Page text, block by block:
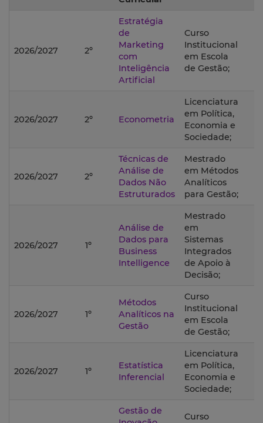
2026/2027 2º
Estratégia
de
Marketing
com
Inteligência
Artificial
Curso
Institucional
em Escola
de Gestão;
2026/2027 2º Econometria
Licenciatura
em Política,
Economia e
Sociedade;
2026/2027 2º
Técnicas de
Análise de
Dados Não
Estruturados
Mestrado
em Métodos
Analíticos
para Gestão;
2026/2027 1º
Análise de
Dados para
Business
Intelligence
Mestrado
em
Sistemas
Integrados
de Apoio à
Decisão;
2026/2027 1º
Métodos
Analíticos na
Gestão
Curso
Institucional
em Escola
de Gestão;
2026/2027 1º
Estatística
Inferencial
Licenciatura
em Política,
Economia e
Sociedade;
Gestão de
Curso